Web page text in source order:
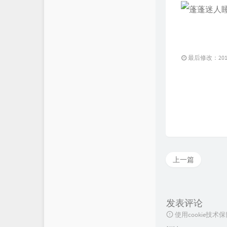
最后修改：
上一篇
发表评论
使用cookie技术